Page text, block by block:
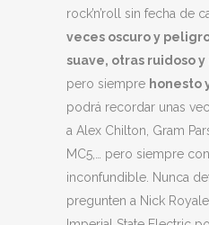
rock’n’roll sin fecha de
veces oscuro y
suave, otras ruidoso
pero siempre honesto
podrá recordar unas
a Alex Chilton, Gram
MC5,… pero siempre
inconfundible. Nunca
pregunten a Nick